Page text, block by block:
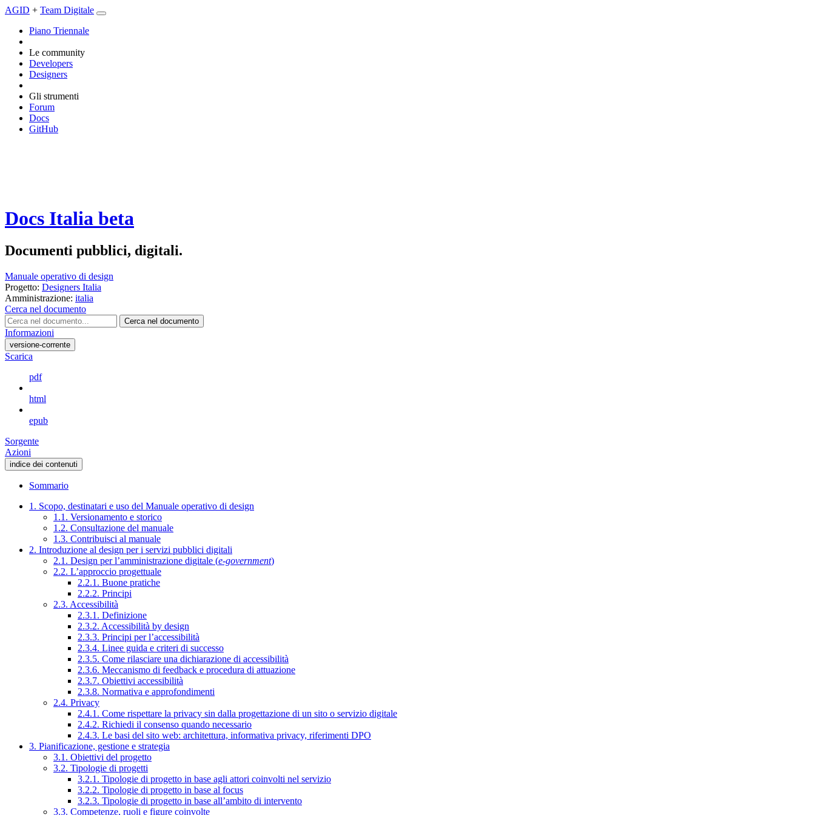
AGID + Team Digitale
Piano Triennale
Le community
Developers
Designers
Gli strumenti
Forum
Docs
GitHub
Docs Italia beta
Documenti pubblici, digitali.
Manuale operativo di design
Progetto: Designers Italia
Amministrazione: italia
Cerca nel documento
Cerca nel documento
Informazioni
versione-corrente
Scarica
pdf
html
epub
Sorgente
Azioni
indice dei contenuti
Sommario
1. Scopo, destinatari e uso del Manuale operativo di design
1.1. Versionamento e storico
1.2. Consultazione del manuale
1.3. Contribuisci al manuale
2. Introduzione al design per i servizi pubblici digitali
2.1. Design per l’amministrazione digitale (e-government)
2.2. L’approccio progettuale
2.2.1. Buone pratiche
2.2.2. Principi
2.3. Accessibilità
2.3.1. Definizione
2.3.2. Accessibilità by design
2.3.3. Principi per l’accessibilità
2.3.4. Linee guida e criteri di successo
2.3.5. Come rilasciare una dichiarazione di accessibilità
2.3.6. Meccanismo di feedback e procedura di attuazione
2.3.7. Obiettivi accessibilità
2.3.8. Normativa e approfondimenti
2.4. Privacy
2.4.1. Come rispettare la privacy sin dalla progettazione di un sito o servizio digitale
2.4.2. Richiedi il consenso quando necessario
2.4.3. Le basi del sito web: architettura, informativa privacy, riferimenti DPO
3. Pianificazione, gestione e strategia
3.1. Obiettivi del progetto
3.2. Tipologie di progetti
3.2.1. Tipologie di progetto in base agli attori coinvolti nel servizio
3.2.2. Tipologie di progetto in base al focus
3.2.3. Tipologie di progetto in base all’ambito di intervento
3.3. Competenze, ruoli e figure coinvolte